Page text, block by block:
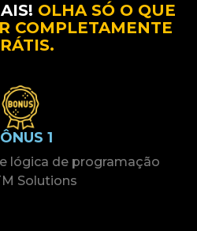
OLHA SÓ O QUE
COMPLETAMENTE
1
lógica de programação
Solutions